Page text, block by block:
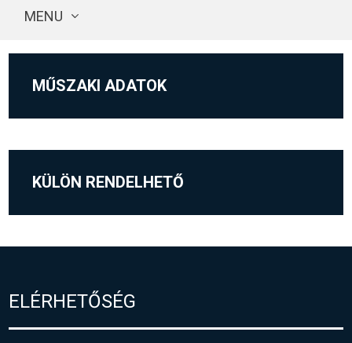
MENU
MŰSZAKI ADATOK
KÜLÖN RENDELHETŐ
ELÉRHETŐSÉG